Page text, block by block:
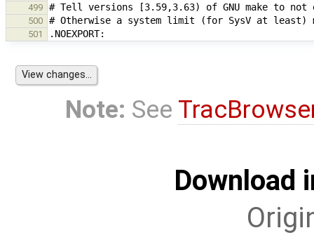
499
500
501
Note: See
Download